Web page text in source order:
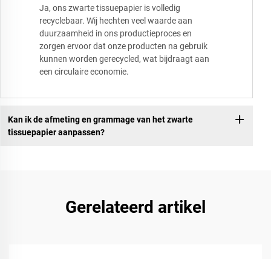
Ja, ons zwarte tissuepapier is volledig
recyclebaar. Wij hechten veel waarde aan
duurzaamheid in ons productieproces en
zorgen ervoor dat onze producten na gebruik
kunnen worden gerecycled, wat bijdraagt aan
een circulaire economie.
Kan ik de afmeting en grammage van het zwarte
tissuepapier aanpassen?
Gerelateerd artikel